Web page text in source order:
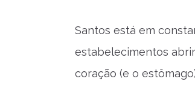
Santos está em
estabelecimentos
coração (e o